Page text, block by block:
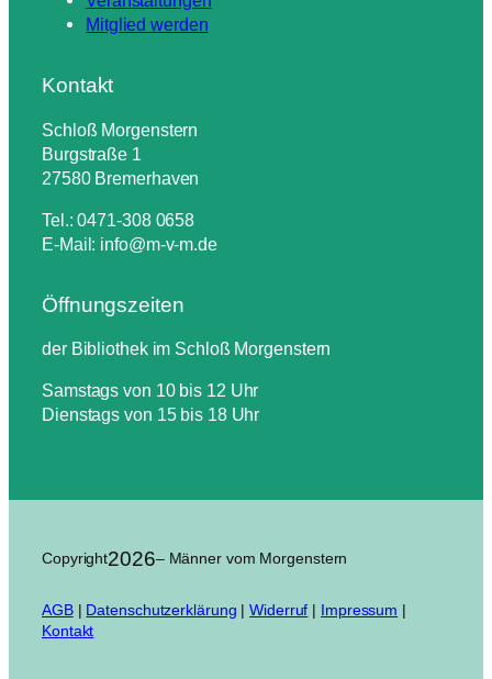
Mitglied werden
Kontakt
Schloß Morgenstern
Burgstraße 1
27580 Bremerhaven
Tel.: 0471-308 0658
E-Mail: info@m-v-m.de
Öffnungszeiten
der Bibliothek im Schloß Morgenstern
Samstags von 10 bis 12 Uhr
Dienstags von 15 bis 18 Uhr
Copyright2026– Männer vom Morgenstern
AGB| Datenschutzerklärung |Widerruf | Impressum |
Kontakt